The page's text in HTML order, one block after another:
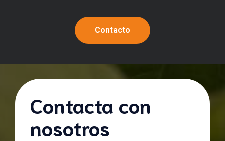
Contacto
Contacta con
nosotros